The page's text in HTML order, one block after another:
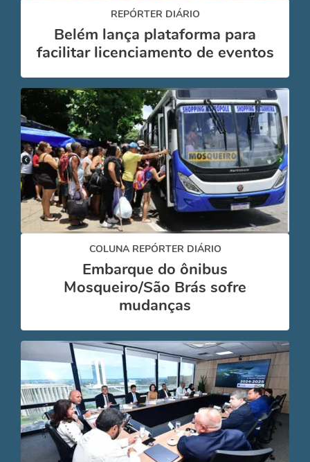
REPÓRTER DIÁRIO
Belém lança plataforma para
facilitar licenciamento de eventos
COLUNA REPÓRTER DIÁRIO
Embarque do ônibus
Mosqueiro/São Brás sofre
mudanças